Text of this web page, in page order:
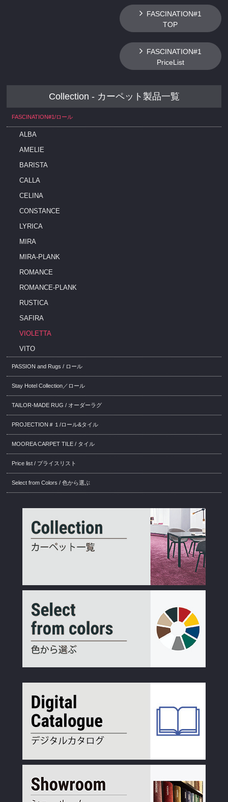
FASCINATION#1
TOP
FASCINATION#1
PriceList
Collection - カーペット製品一覧
FASCINATION#1/ロール
ALBA
AMELIE
BARISTA
CALLA
CELINA
CONSTANCE
LYRICA
MIRA
MIRA-PLANK
ROMANCE
ROMANCE-PLANK
RUSTICA
SAFIRA
VIOLETTA
VITO
PASSION and Rugs / ロール
Stay Hotel Collection／ロール
TAILOR-MADE RUG / オーダーラグ
PROJECTION＃１/ロール&タイル
MOOREA CARPET TILE / タイル
Price list / プライスリスト
Select from Colors / 色から選ぶ